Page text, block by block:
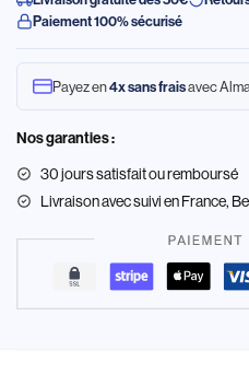
Paiement 100% sécurisé
Payez en4x sans fraisavec
Nos garanties :
30 jours satisfait ou remboursé
Livraisonavec suivi en France,